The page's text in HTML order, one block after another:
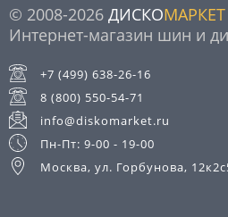
© 2008-2026 ДИСКОМАРКЕТ
Интернет-магазин шин и
+7 (499) 638-26-16
8 (800) 550-54-71
info@diskomarket.ru
Пн-Пт: 9-00 - 19-00
Москва, ул. Горбунова,